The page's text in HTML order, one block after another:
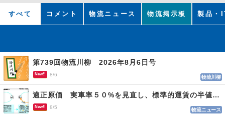
すべて コメント 物流ニュース 物流掲示板 製品・
第739回物流川柳 2026年8月6日号
New!! 8/6 物流川柳
適正原価 実車率５０%を見直し、標準的運賃の半値の恐れも
New!! 8/5 物流ニュース